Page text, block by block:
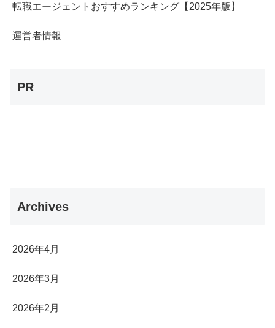
転職エージェントおすすめランキング【2025年版】
運営者情報
PR
Archives
2026年4月
2026年3月
2026年2月